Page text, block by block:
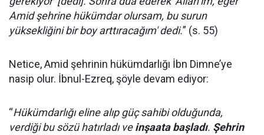
Amid şehrine hükümdar olursam, bu surun
yüksekliğini bir boy arttıracağım' dedi.” (s. 55)
Netice, Amid şehrinin hükümdarlığı İbn Dimne’ye
nasip olur. İbnul-Ezreq, şöyle devam ediyor:
“Hükümdarlığı eline alıp güç sahibi olduğunda,
verdiği bu sözü hatırladı veinşaata başladı. Şehrin